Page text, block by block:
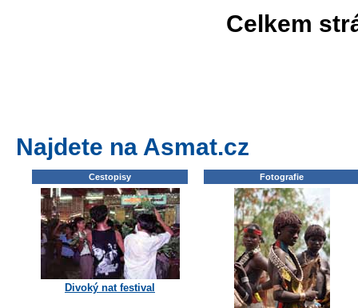
Celkem
Najdete na Asmat.cz
Cestopisy
Divoký nat festival
Fotografie